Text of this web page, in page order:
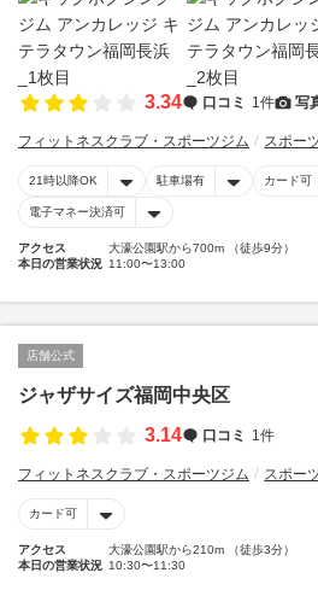
3.34 口コミ 1件 写
フィットネスクラブ・スポーツジム スポー
21時以降OK 駐車場有 カード可
電子マネー決済可
アクセス
大濠公園駅から700m （徒歩9分）
本日の営業状況 11:00〜13:00
店舗公式
ジャザサイズ福岡中央区
3.14
口コミ 1件
フィットネスクラブ・スポーツジム スポー
カード可
アクセス
大濠公園駅から210m （徒歩3分）
本日の営業状況 10:30〜11:30